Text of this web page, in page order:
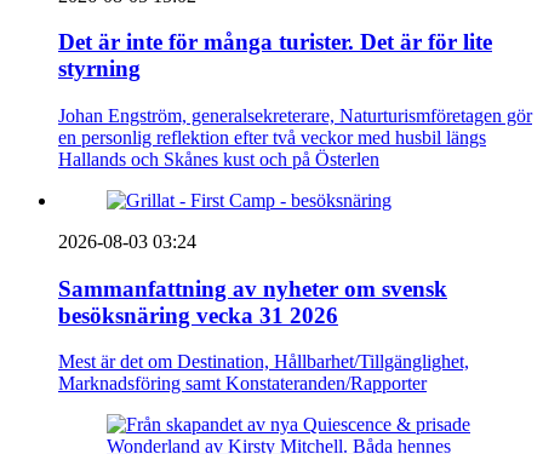
Det är inte för många turister. Det är för lite
styrning
Johan Engström, generalsekreterare, Naturturismföretagen gör
en personlig reflektion efter två veckor med husbil längs
Hallands och Skånes kust och på Österlen
2026-08-03 03:24
Sammanfattning av nyheter om svensk
besöksnäring vecka 31 2026
Mest är det om Destination, Hållbarhet/Tillgänglighet,
Marknadsföring samt Konstateranden/Rapporter